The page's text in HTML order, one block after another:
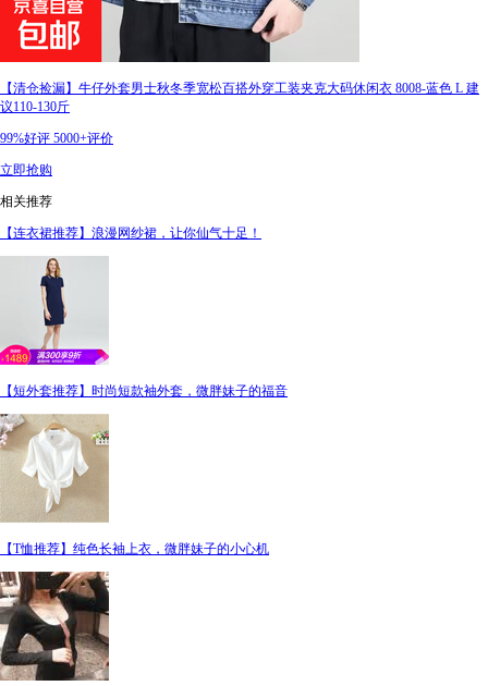
【清仓捡漏】牛仔外套男士秋冬季宽松百搭外穿工装夹克大码休闲衣 8008-蓝色 L 建
议110-130斤
99%好评 5000+评价
立即抢购
相关推荐
【连衣裙推荐】浪漫网纱裙，让你仙气十足！
【短外套推荐】时尚短款袖外套，微胖妹子的福音
【T恤推荐】纯色长袖上衣，微胖妹子的小心机